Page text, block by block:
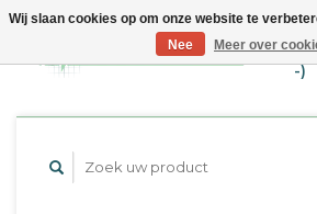
-)
Wij slaan cookies op om onze website te
Nee
Meer over